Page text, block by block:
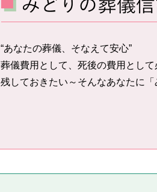
“あなたの葬儀、そなえて安心”
葬儀費用として、死後の費用とし
残しておきたい～そんなあなたに「